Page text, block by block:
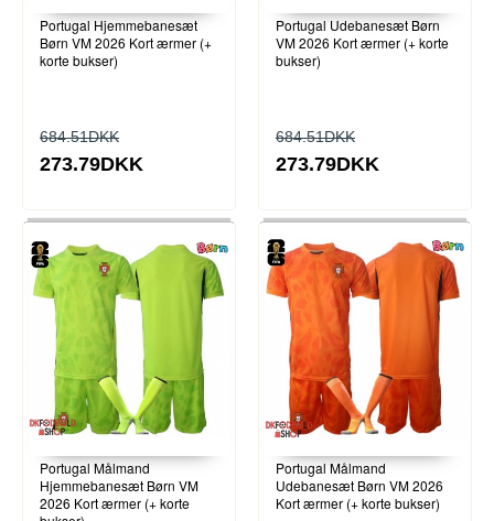
Portugal Hjemmebanesæt
Børn VM 2026 Kort ærmer (+
korte bukser)
684.51DKK
273.79DKK
Portugal Udebanesæt Børn
VM 2026 Kort ærmer (+ korte
bukser)
684.51DKK
273.79DKK
Portugal Målmand
Hjemmebanesæt Børn VM
2026 Kort ærmer (+ korte
Portugal Målmand
Udebanesæt Børn VM 2026
Kort ærmer (+ korte bukser)